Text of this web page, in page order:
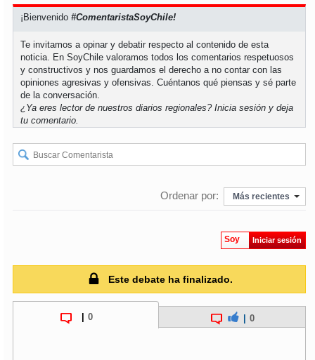
soysancarlos
soytalcahuano
soyconcepción
soycoronel
soyarauco
soypuertomontt
chiloé
¡Bienvenido#ComentaristaSoyChile!
Te invitamos a opinar y debatir respecto al contenido de esta
noticia. En SoyChile valoramos todos los comentarios respetuosos
y constructivos y nos guardamos el derecho a no contar con las
opiniones agresivas y ofensivas. Cuéntanos qué piensas y sé parte
de la conversación.
¿Ya eres lector de nuestros diarios regionales?Inicia sesión y deja
tu comentario.
Ordenar por: Más recientes
Soy Iniciar sesión
Este debate ha finalizado.
0 0